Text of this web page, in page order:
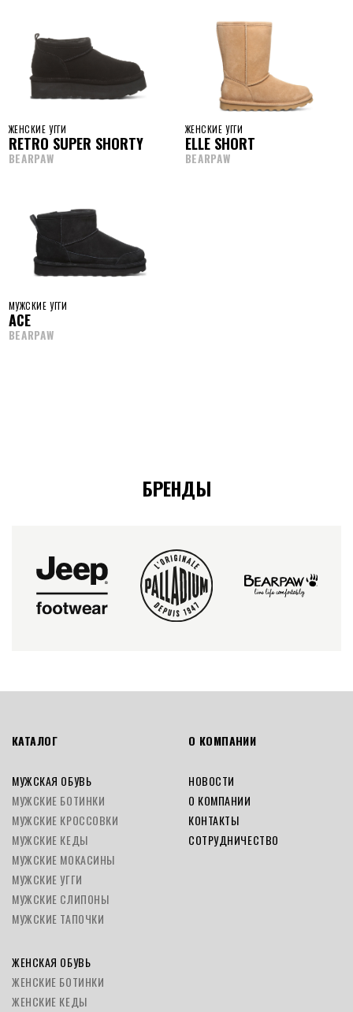
ЖЕНСКИЕ УГГИ
RETRO SUPER SHORTY
BEARPAW
ЖЕНСКИЕ УГГИ
ELLE SHORT
BEARPAW
МУЖСКИЕ УГГИ
ACE
BEARPAW
БРЕНДЫ
КАТАЛОГ
МУЖСКАЯ ОБУВЬ
МУЖСКИЕ БОТИНКИ
МУЖСКИЕ КРОССОВКИ
МУЖСКИЕ КЕДЫ
МУЖСКИЕ МОКАСИНЫ
МУЖСКИЕ УГГИ
МУЖСКИЕ СЛИПОНЫ
МУЖСКИЕ ТАПОЧКИ
ЖЕНСКАЯ ОБУВЬ
ЖЕНСКИЕ БОТИНКИ
ЖЕНСКИЕ КЕДЫ
О КОМПАНИИ
НОВОСТИ
О КОМПАНИИ
КОНТАКТЫ
СОТРУДНИЧЕСТВО